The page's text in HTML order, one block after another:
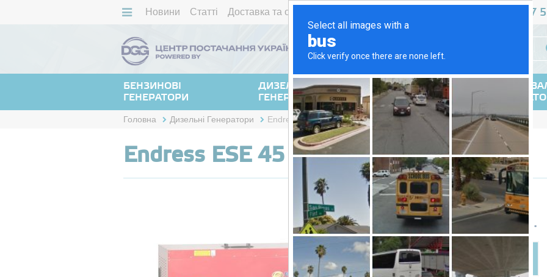
Новини Статті Доставка та оплата 467
РУС УКР
БЕНЗИНОВІ
ГЕНЕРАТОРИ
ДИЗЕЛЬНІ
ГЕНЕРАТОРИ
ГАЗОВІ
ГЕНЕРАТОРИ
Головна Дизельні Генератори Endress ESE 45 YW-B
Endress ESE 45 YW-B
Під замовлення
Ціна: 849292грн.
ПРИДБАТИ